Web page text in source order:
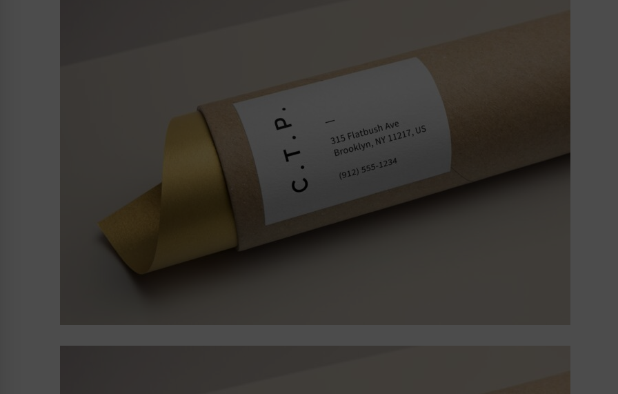
Analyse und statistische Auswertung der Website zu
erhalten, um die Website und das Nutzererlebnis zu
verbessern. Dabei wird das Nutzerverhalten an Google
LLC übermittelt und die besuchten Seiten, die
Verweildauer auf der Seite und die Interaktion
verarbeitet, die von Google zu eigenen Zwecken, zur
Profilbildung und zur Verknüpfung mit anderen
Nutzungsdaten verwendet werden.